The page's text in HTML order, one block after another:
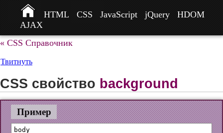
HTML CSS JavaScript jQuery
HDOM
AJAX
« CSS Справочник
Твитнуть
CSS свойство background
Пример